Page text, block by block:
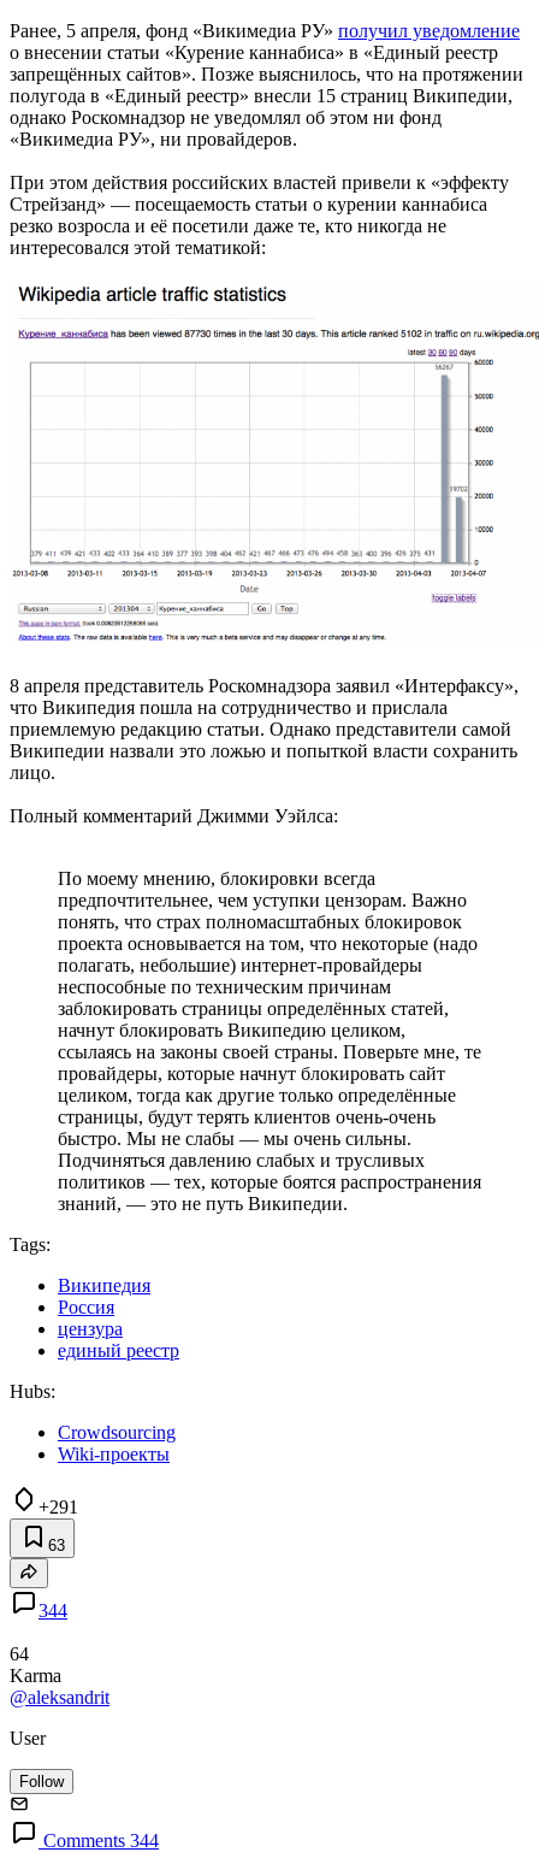
Ранее, 5 апреля, фонд «Викимедиа РУ» получил уведомление
о внесении статьи «Курение каннабиса» в «Единый реестр
запрещённых сайтов». Позже выяснилось, что на протяжении
полугода в «Единый реестр» внесли 15 страниц Википедии,
однако Роскомнадзор не уведомлял об этом ни фонд
«Викимедиа РУ», ни провайдеров.
При этом действия российских властей привели к «эффекту
Стрейзанд» — посещаемость статьи о курении каннабиса
резко возросла и её посетили даже те, кто никогда не
интересовался этой тематикой:
8 апреля представитель Роскомнадзора заявил «Интерфаксу»,
что Википедия пошла на сотрудничество и прислала
приемлемую редакцию статьи. Однако представители самой
Википедии назвали это ложью и попыткой власти сохранить
лицо.
Полный комментарий Джимми Уэйлса:
По моему мнению, блокировки всегда
предпочтительнее, чем уступки цензорам. Важно
понять, что страх полномасштабных блокировок
проекта основывается на том, что некоторые (надо
полагать, небольшие) интернет-провайдеры
неспособные по техническим причинам
заблокировать страницы определённых статей,
начнут блокировать Википедию целиком,
ссылаясь на законы своей страны. Поверьте мне, те
провайдеры, которые начнут блокировать сайт
целиком, тогда как другие только определённые
страницы, будут терять клиентов очень-очень
быстро. Мы не слабы — мы очень сильны.
Подчиняться давлению слабых и трусливых
политиков — тех, которые боятся распространения
знаний, — это не путь Википедии.
Tags:
Википедия
Россия
цензура
единый реестр
Hubs:
Crowdsourcing
Wiki-проекты
+291
63
344
64
Karma
@aleksandrit
User
Follow
Comments 344